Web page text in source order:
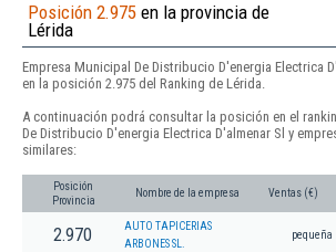
Posición 2.975 en la provincia de
Lérida
Empresa Municipal De Distribucio D'energia Electrica
en la posición 2.975 del Ranking de Lérida.
A continuación podrá consultar la posición en el
De Distribucio D'energia Electrica D'almenar Sl y
similares:
Posición
Provincia
Nombre de la empresa Ventas (€)
2.970
AUTO TAPICERIAS
ARBONES SL.
pequeña